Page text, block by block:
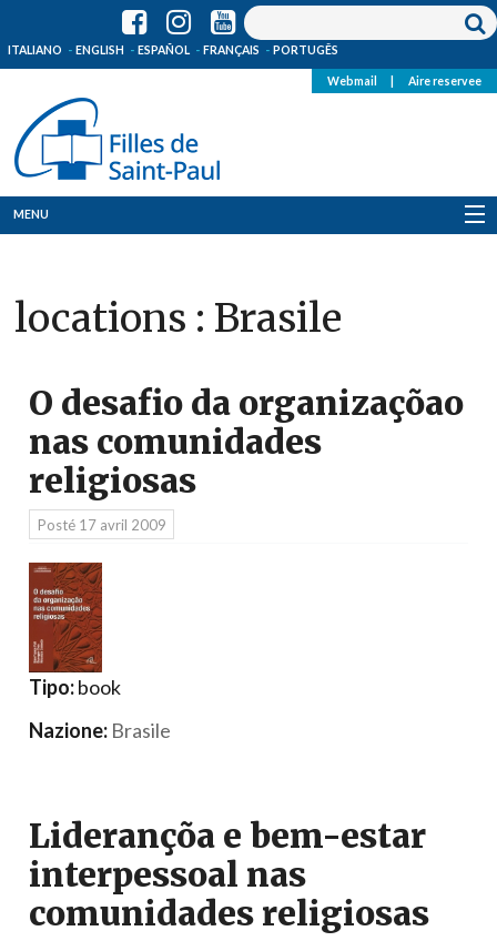
ITALIANO ENGLISH ESPAÑOL FRANÇAIS PORTUGÊS
Webmail Aire reservee
MENU
Où sommes-nous
Ressources
Media
locations : Brasile
O desafio da organizaçõao
nas comunidades
religiosas
Posté 17 avril 2009
Tipo:book
Nazione: Brasile
Liderançõa e bem-estar
interpessoal nas
comunidades religiosas